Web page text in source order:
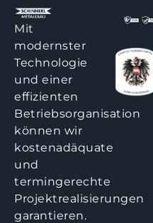
Mit
modernster
Technologie
und einer
effizienten
Betriebsorganisation
können wir
kostenadäquate
und
termingerechte
Projektrealisierungen
garantieren.